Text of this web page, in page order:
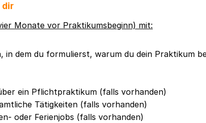
dir
Monate vor Praktikumsbeginn) mit:
in dem du formulierst, warum du dein Praktikum
ein Pflichtpraktikum (falls vorhanden)
Tätigkeiten (falls vorhanden)
oder Ferienjobs (falls vorhanden)